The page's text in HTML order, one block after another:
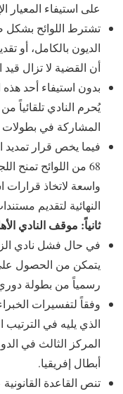
على استيفاء المعيار
تشترط اللوائح بشكل
الديون بالكامل، أو
أن القضية لا تزال قيد
بدون استيفاء أحد هذه
يُحرم النادي تلقائياً
المشاركة في بطولات
فيما يخص قرار تمديد
68 من اللوائح تمنح
واسعة لاتخاذ قرارات
النهائية لتقديم
ثانياً: موقف النادي
في حال فشل نادي
يتمكن من الحصول على
رسمياً من بطولة دوري
وفقاً لتفسيرات
الذي يليه في
المركز الثالث في
أبطال إفريقيا.
تنص القاعدة